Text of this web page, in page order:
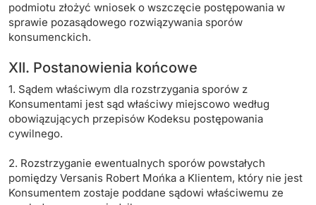
podmiotu złożyć wniosek o wszczęcie postępowania w
sprawie pozasądowego rozwiązywania sporów
konsumenckich.
XII. Postanowienia końcowe
1. Sądem właściwym dla rozstrzygania sporów z
Konsumentami jest sąd właściwy miejscowo według
obowiązujących przepisów Kodeksu postępowania
cywilnego.
2. Rozstrzyganie ewentualnych sporów powstałych
pomiędzy Versanis Robert Mońka a Klientem, który nie jest
Konsumentem zostaje poddane sądowi właściwemu ze